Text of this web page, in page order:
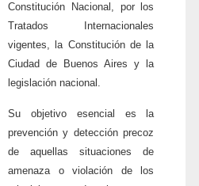
Constitución Nacional, por los
Tratados Internacionales
vigentes, la Constitución de la
Ciudad de Buenos Aires y la
legislación nacional.
Su objetivo esencial es la
prevención y detección precoz
de aquellas situaciones de
amenaza o violación de los